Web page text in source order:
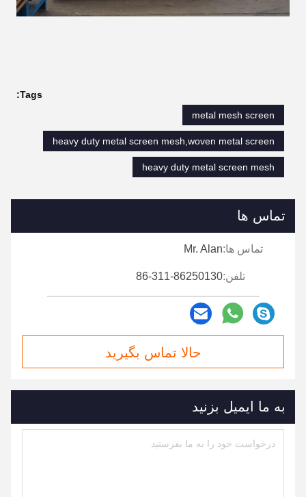
Tags:
metal mesh screen
heavy duty metal screen mesh,woven metal screen
heavy duty metal screen mesh
تماس ها
تماس ها:Mr. Alan
تلفن:86-311-86250130
حالا تماس بگیرید
به ما ایمیل بزنید